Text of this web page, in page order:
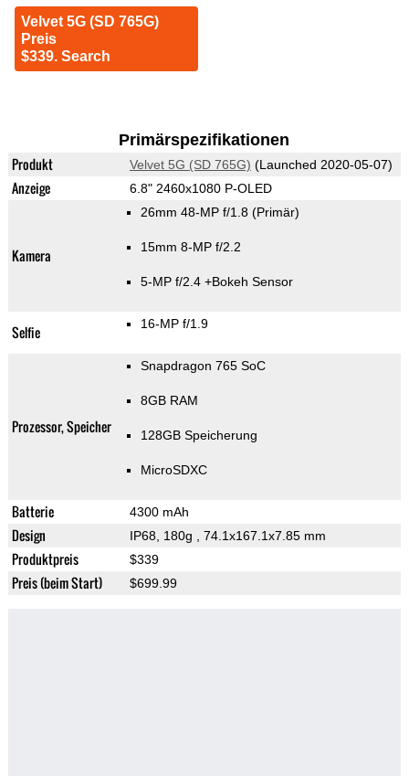
Velvet 5G (SD 765G)
Preis
$339. Search
Primärspezifikationen
Produkt Velvet 5G (SD 765G) (Launched 2020-05-07)
Anzeige 6.8" 2460x1080 P-OLED
Kamera
26mm 48-MP f/1.8 (Primär)
15mm 8-MP f/2.2
5-MP f/2.4 +Bokeh Sensor
Selfie 16-MP f/1.9
Prozessor, Speicher
Snapdragon 765 SoC
8GB RAM
128GB Speicherung
MicroSDXC
Batterie 4300 mAh
Design IP68, 180g , 74.1x167.1x7.85 mm
Produktpreis $339
Preis (beim Start) $699.99